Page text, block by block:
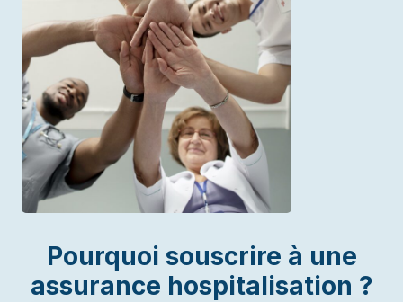
Pourquoi souscrire à une
assurance hospitalisation ?